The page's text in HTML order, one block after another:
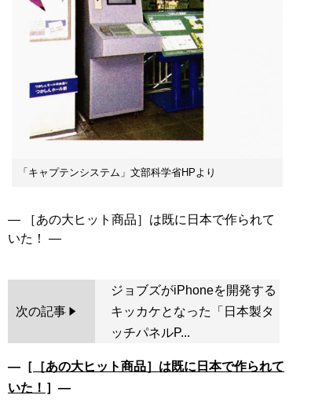
「キャプテンシステム」文部科学省HPより
― ［あの大ヒット商品］は既に日本で作られて
次の記事
ジョブズがiPhoneを開発する
キッカケとなった「日本製タ
ッチパネルP...
―［ ［あの大ヒット商品］は既に日本で作られて
いた！ ］―